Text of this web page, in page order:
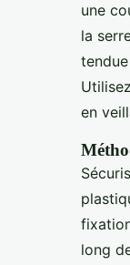
une
la
en
long